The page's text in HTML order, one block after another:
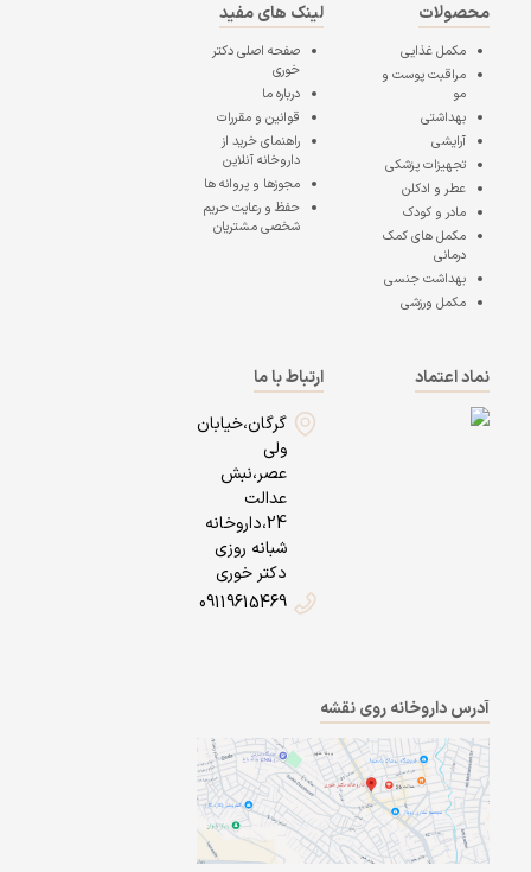
محصولات
مکمل غذایی
مراقبت پوست و
مو
بهداشتی
آرایشی
تجهیزات پزشکی
عطر و ادکلن
مادر و کودک
مکمل های کمک
درمانی
بهداشت جنسی
مکمل ورزشی
لینک های مفید
صفحه اصلیدکتر
خوری
درباره ما
قوانین و مقررات
راهنمای خرید از
داروخانه آنلاین
مجوزها و پروانه ها
حفظ و رعایت حریم
شخصی مشتریان
نماد اعتماد
ارتباط با ما
گرگان،خیابان
ولی
عصر،نبش
عدالت
24،داروخانه
شبانه روزی
دکتر خوری
09119615469
آدرس داروخانه روی نقشه